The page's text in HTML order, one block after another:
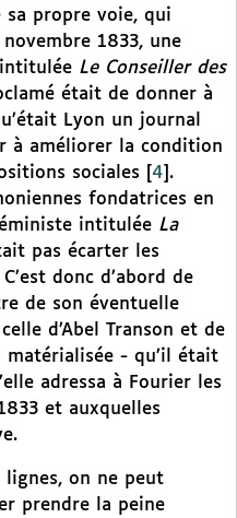
sa propre voie, qui
1833, une
Le Conseiller des
était de donner à
Lyon un journal
à améliorer la condition
sociales
4 .
fondatrices en
intitulée La
pas écarter les
C’est donc d’abord de
de son éventuelle
d’Abel Transon et de
matérialisée - qu’il était
adressa à Fourier les
et auxquelles
lignes, on ne peut
prendre la peine